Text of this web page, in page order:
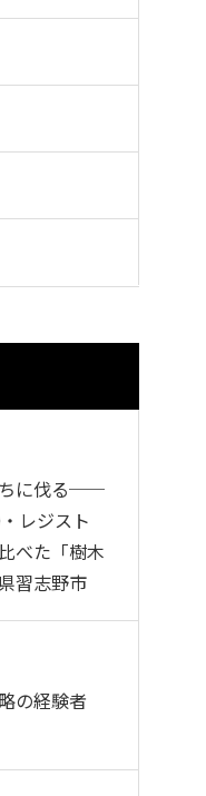
ちに伐る──
レジスト
べた「樹木
習志野市
の経験者